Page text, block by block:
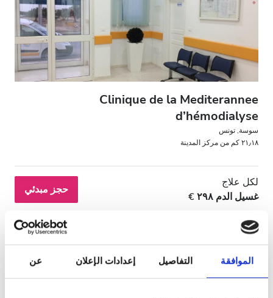
الموافقة التفاصيل إعدادات الإعلان عن
مرضى مصابين بفيروس نقص المناعة البشرية
مرضى مصابين بالتهاب الكبد B
مرضى مصابين بالتهاب الكبد C
بطاقة التأمين الصحيّ العالميّة
المرطبات
انتقالات مجانية
Clinique de la Mediterannee
d’hémodialyse
سوسة, تونس
٢١٫١٨ كم من مركز المدينة
لكل علاج
غسيل الدم ٢٩٨ €
حجز مبدئي